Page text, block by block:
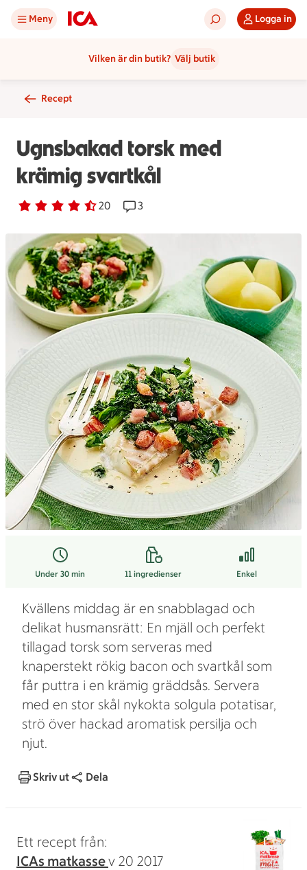
Meny Logga in
Vilken är din butik? Välj butik
Recept
Ugnsbakad torsk med
krämig svartkål
Betyg 4.3 av 5. 20
20 personer har röstatReceptet har 3 kommentarer
3
Under 30 min 11ingredienser Enkel
Kvällens middag är en snabblagad och
delikat husmansrätt: En mjäll och perfekt
tillagad torsk som serveras med
knaperstekt rökig bacon och svartkål som
får puttra i en krämig gräddsås. Servera
med en stor skål nykokta solgula potatisar,
strö över hackad aromatisk persilja och
njut.
Skriv ut Dela
Ett recept från:
ICAs matkassev 20 2017